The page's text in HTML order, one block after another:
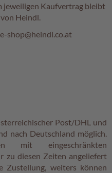
jeweiligen Kaufvertrag bleibt
Heindl.
shop@heindl.co.at
Post/DHL und
nach Deutschland möglich.
mit eingeschränkten
zu diesen Zeiten angeliefert
Zustellung, weiters können